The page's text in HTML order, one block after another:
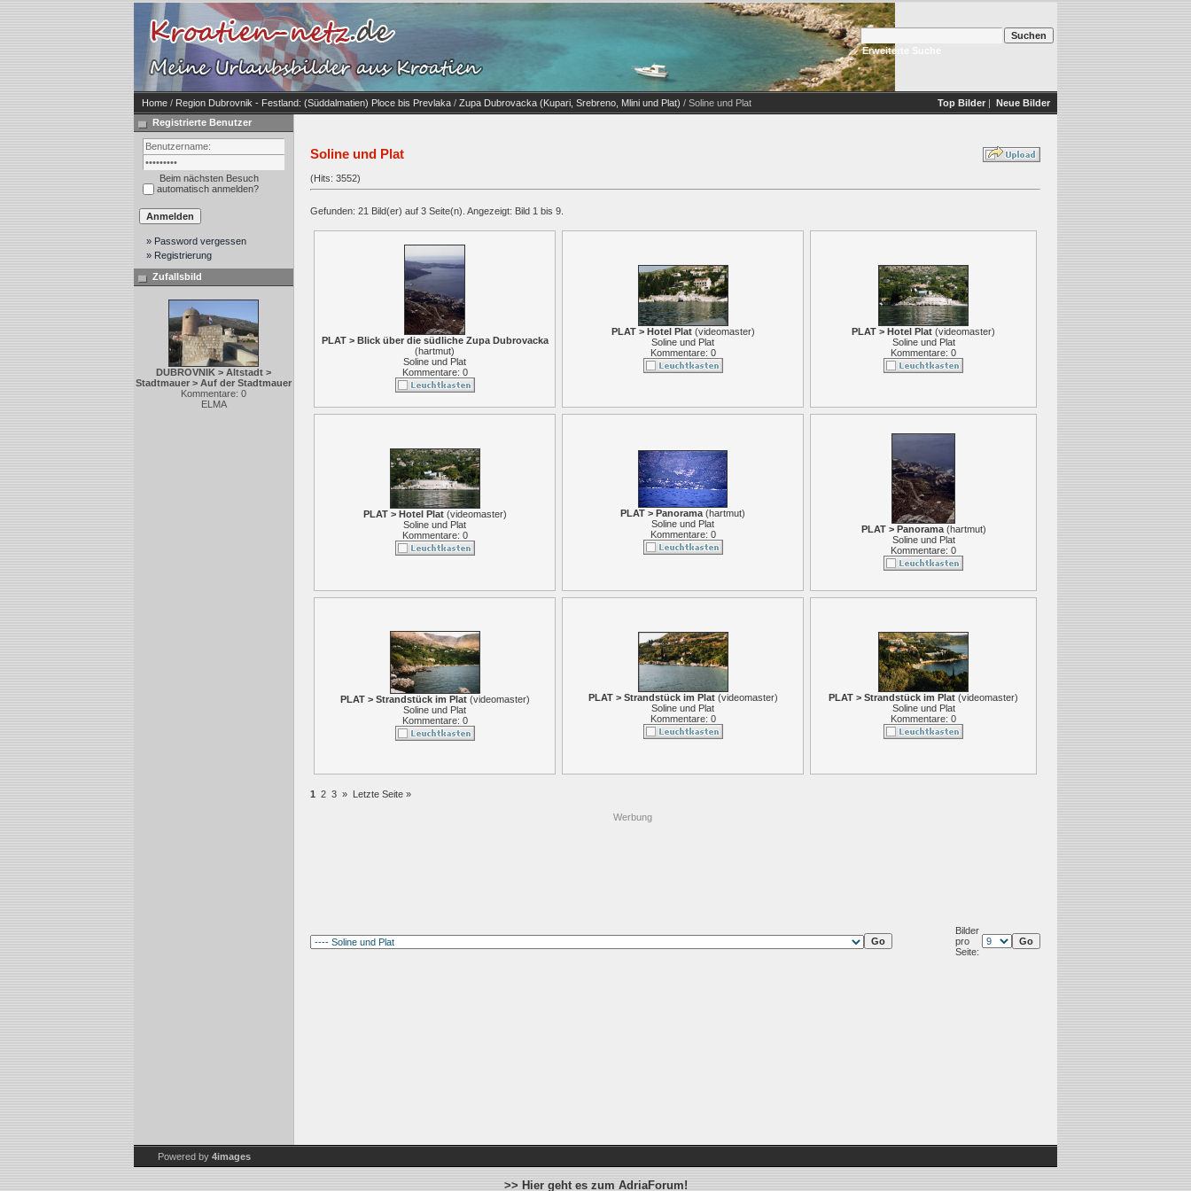
Erweiterte Suche
Home / Region Dubrovnik - Festland: (Süddalmatien) Ploce bis Prevlaka / Zupa Dubrovacka (Kupari, Srebreno, Mlini und Plat) / Soline und Plat Top Bilder | Neue Bilder
Registrierte Benutzer
Beim nächsten Besuch
automatisch anmelden?
» Password vergessen
» Registrierung
Zufallsbild
DUBROVNIK > Altstadt >
Stadtmauer > Auf der Stadtmauer
Kommentare: 0
ELMA
Soline und Plat
(Hits: 3552)
Gefunden: 21 Bild(er) auf 3 Seite(n). Angezeigt: Bild 1 bis 9.
PLAT > Blick über die südliche Zupa Dubrovacka
(hartmut)
Soline und Plat
Kommentare: 0
PLAT > Hotel Plat(videomaster)
Soline und Plat
Kommentare: 0
PLAT > Hotel Plat (videomaster)
Soline und Plat
Kommentare: 0
PLAT > Hotel Plat(videomaster)
Soline und Plat
Kommentare: 0
PLAT > Panorama (hartmut)
Soline und Plat
Kommentare: 0
PLAT > Panorama(hartmut)
Soline und Plat
Kommentare: 0
PLAT > Strandstück im Plat(videomaster)
Soline und Plat
Kommentare: 0
PLAT > Strandstück im Plat(videomaster)
Soline und Plat
Kommentare: 0
PLAT > Strandstück im Plat (videomaster)
Soline und Plat
Kommentare: 0
1 2 3 » Letzte Seite »
Werbung
Bilder
pro
Seite:
Powered by 4images
>> Hier geht es zum AdriaForum!